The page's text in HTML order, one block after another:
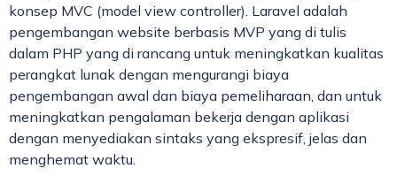
konsep MVC (model view controller). Laravel adalah
pengembangan website berbasis MVP yang di tulis
dalam PHP yang di rancang untuk meningkatkan kualitas
perangkat lunak dengan mengurangi biaya
pengembangan awal dan biaya pemeliharaan, dan untuk
meningkatkan pengalaman bekerja dengan aplikasi
dengan menyediakan sintaks yang ekspresif, jelas dan
menghemat waktu.